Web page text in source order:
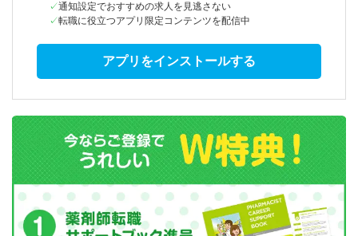
通知設定でおすすめの求人を見逃さない
転職に役立つアプリ限定コンテンツを配信中
アプリをインストールする